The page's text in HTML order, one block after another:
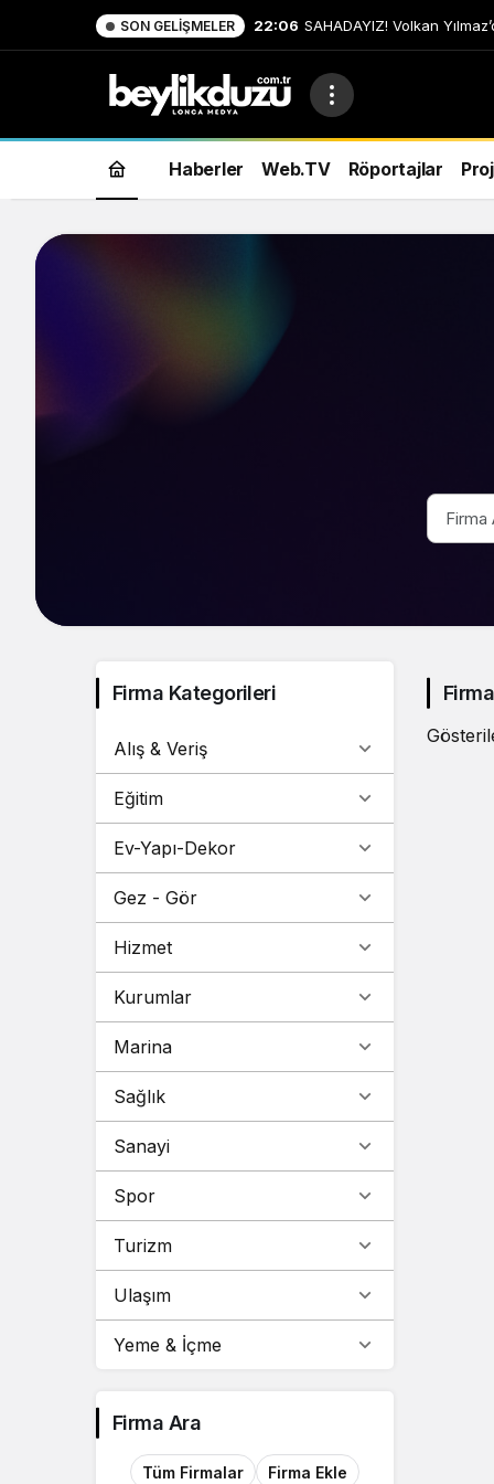
SON GELIŞMELER 22:06 SAHADAYIZ! Volkan
Hastaneler
Haberler Web.TV Röportajlar
Firma Kategorileri
Alış & Veriş
Eğitim
Ev-Yapı-Dekor
Gez - Gör
Hizmet
Kurumlar
Marina
Sağlık
Sanayi
Spor
Turizm
Ulaşım
Yeme & İçme
Firma Ara
Tüm Firmalar Firma Ekle